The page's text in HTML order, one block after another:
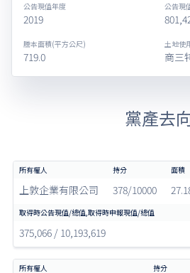
公告現值年度
2019
公告現
謄本面積(平方公尺)
719.0
土地使
商三
黨產去
上敦企業有限公司 378/10000
375,066 / 10,193,619